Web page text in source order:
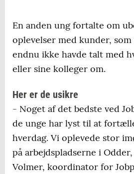
En anden ung fortalte om
oplevelser med kunder,
endnu ikke havde talt med
eller sine kolleger om.
Her er de usikre
- Noget af det bedste ved
de unge har lyst til at
hverdag. Vi oplevede stor
på arbejdspladserne i
Volmer, koordinator for